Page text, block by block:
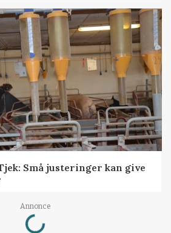
Små justeringer kan give
Annonce
Loading...